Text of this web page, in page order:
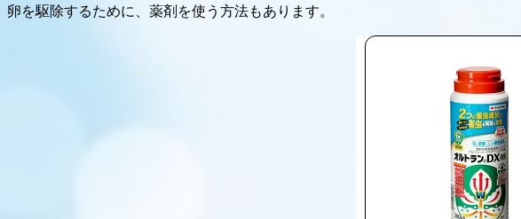
卵を駆除するために、薬剤を使う方法もあります。